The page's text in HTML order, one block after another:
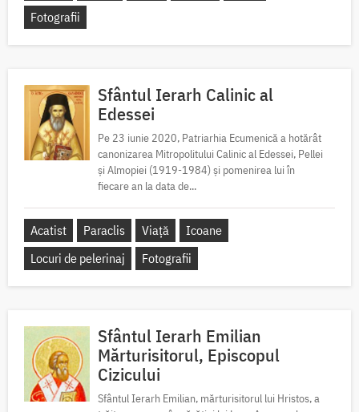
Fotografii
Sfântul Ierarh Calinic al
Edessei
Pe 23 iunie 2020, Patriarhia Ecumenică a hotărât
canonizarea Mitropolitului Calinic al Edessei, Pellei
și Almopiei (1919-1984) și pomenirea lui în
fiecare an la data de...
Acatist Paraclis Viață
Icoane
Locuri de pelerinaj
Fotografii
Sfântul Ierarh Emilian
Mărturisitorul, Episcopul
Cizicului
Sfântul Ierarh Emilian, mărturisitorul lui Hristos, a